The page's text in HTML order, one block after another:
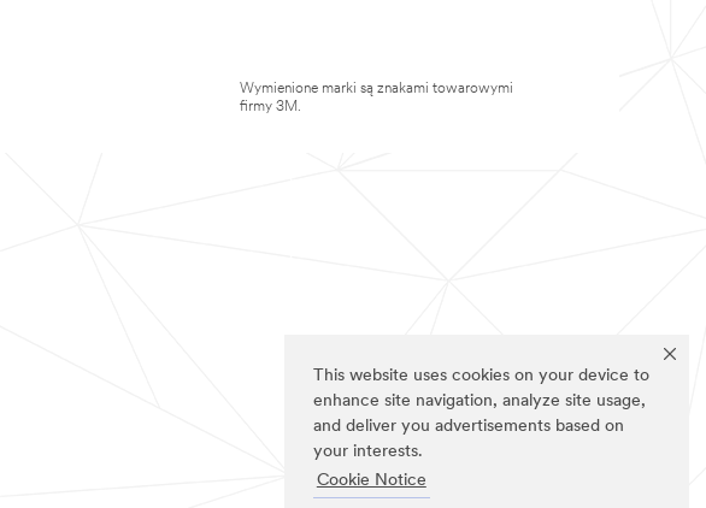
This website uses cookies on your device to
enhance site navigation, analyze site usage,
and deliver you advertisements based on
your interests.
Cookie Notice
Wymienione marki są znakami towarowymi
firmy 3M.